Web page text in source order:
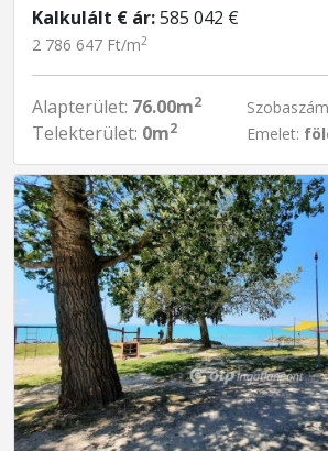
Kalkulált € ár:585 042 €
2 786 647 Ft/m2
Alapterület: 76.00m2
Telekterület: 0m2
Emelet: